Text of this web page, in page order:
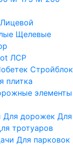
Лицевой
Щелевые
ЛСР
Стройблок
плитка
элементы
Для дорожек Для
тротуаров
Для парковок